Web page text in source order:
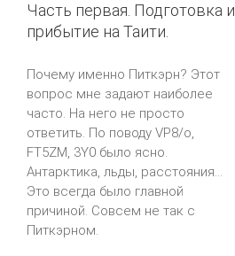
Часть первая. Подготовка и
прибытие на Таити.
Почему именно Питкэрн? Этот
вопрос мне задают наиболее
часто. На него не просто
ответить. По поводу VP8/o,
FT5ZM, 3Y0 было ясно.
Антарктика, льды, расстояния...
Это всегда было главной
причиной. Совсем не так с
Питкэрном.